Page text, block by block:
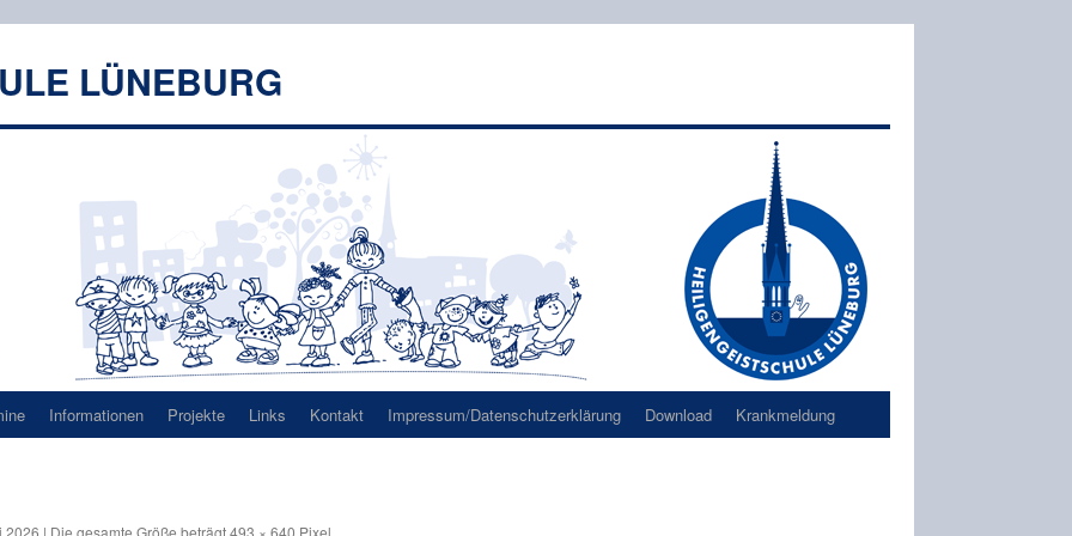
LÜNEBURG
Informationen Projekte Links Kontakt Impressum/Datenschutzerklärung Download Krankmeldung
2026 | Die gesamte Größe beträgt493 × 640 Pixel